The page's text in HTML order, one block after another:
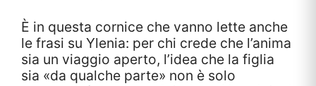
È in questa cornice che vanno lette anche
le frasi su Ylenia: per chi crede che l’anima
sia un viaggio aperto, l’idea che la figlia
sia «da qualche parte» non è solo